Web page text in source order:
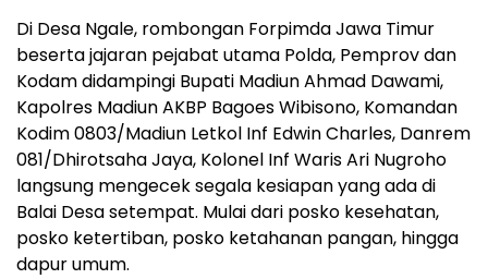
Di Desa Ngale, rombongan Forpimda Jawa Timur
beserta jajaran pejabat utama Polda, Pemprov dan
Kodam didampingi Bupati Madiun Ahmad Dawami,
Kapolres Madiun AKBP Bagoes Wibisono, Komandan
Kodim 0803/Madiun Letkol Inf Edwin Charles, Danrem
081/Dhirotsaha Jaya, Kolonel Inf Waris Ari Nugroho
langsung mengecek segala kesiapan yang ada di
Balai Desa setempat. Mulai dari posko kesehatan,
posko ketertiban, posko ketahanan pangan, hingga
dapur umum.